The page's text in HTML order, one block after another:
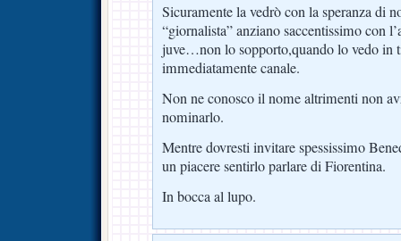
Sicuramente la vedrò con la speranza di
“giornalista” anziano saccentissimo con
juve…non lo sopporto,quando lo vedo in
immediatamente canale.
Non ne conosco il nome altrimenti non
nominarlo.
Mentre dovresti invitare spessissimo
un piacere sentirlo parlare di Fiorentina.
In bocca al lupo.